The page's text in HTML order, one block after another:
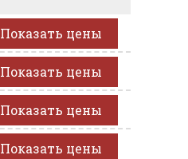
Показать цены
Показать цены
Показать цены
Показать цены